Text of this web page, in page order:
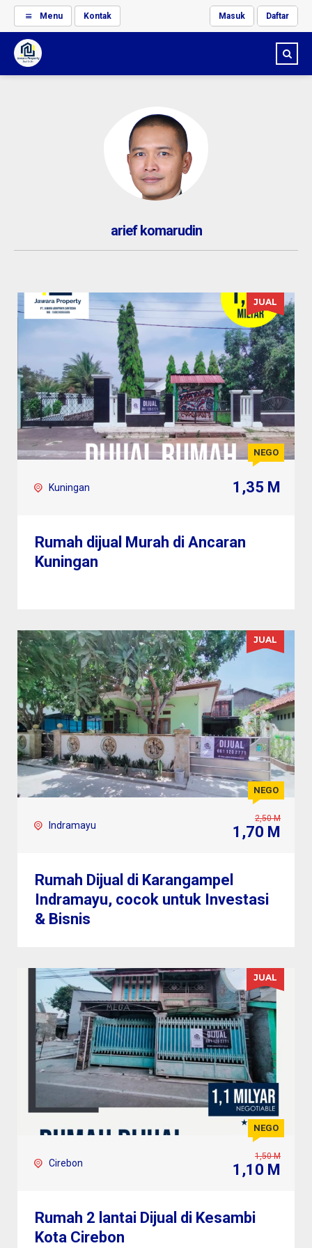
Menu Kontak Masuk Daftar
arief komarudin
JUAL
NEGO
Kuningan 1,35 M
Rumah dijual Murah di Ancaran
Kuningan
JUAL
NEGO
Indramayu
2,50 M
1,70 M
Rumah Dijual di Karangampel
Indramayu, cocok untuk Investasi
& Bisnis
JUAL
NEGO
Cirebon
1,50 M
1,10 M
Rumah 2 lantai Dijual di Kesambi
Kota Cirebon